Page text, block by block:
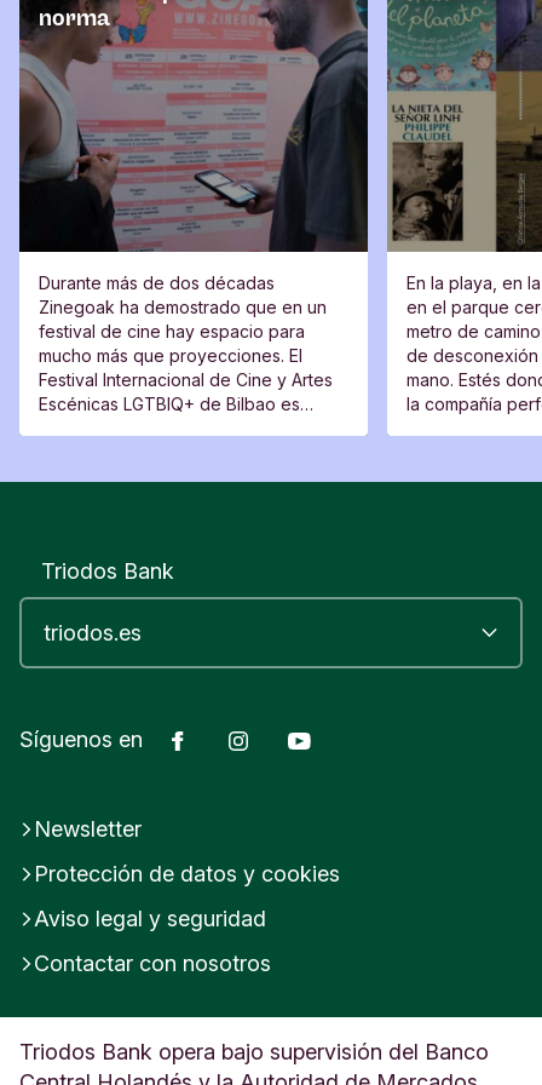
norma
Durante más de dos décadas
Zinegoak ha demostrado que en un
festival de cine hay espacio para
mucho más que proyecciones. El
Festival Internacional de Cine y Artes
Escénicas LGTBIQ+ de Bilbao es
En la playa, en
en el parque
metro de
de
mano. Estés
la compañía
Triodos Bank
Síguenos en FacebookInstagram
Newsletter
Protección de datos y cookies
Aviso legal y seguridad
Contactar con nosotros
Triodos Bank opera bajo supervisión del Banco